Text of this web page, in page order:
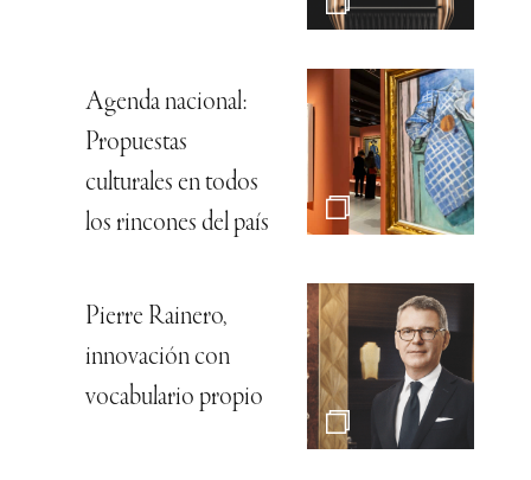
Agenda nacional:
Propuestas
culturales en todos
los rincones del país
Pierre Rainero,
innovación con
vocabulario propio